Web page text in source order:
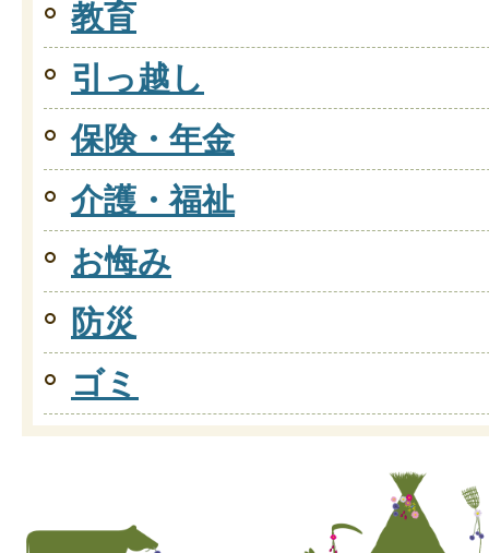
教育
引っ越し
保険・年金
介護・福祉
お悔み
防災
ゴミ